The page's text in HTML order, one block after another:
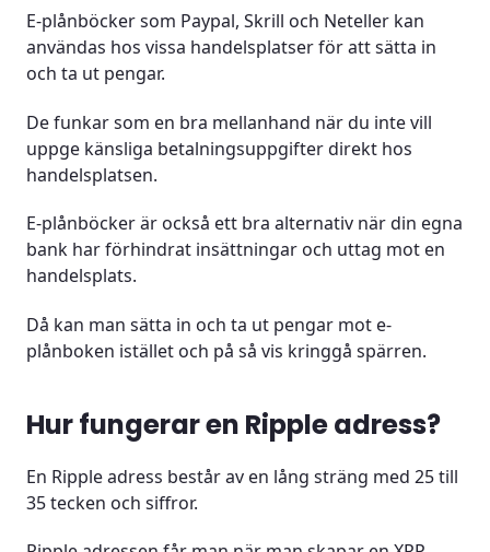
E-plånböcker som Paypal, Skrill och Neteller kan
användas hos vissa handelsplatser för att sätta in
och ta ut pengar.
De funkar som en bra mellanhand när du inte vill
uppge känsliga betalningsuppgifter direkt hos
handelsplatsen.
E-plånböcker är också ett bra alternativ när din egna
bank har förhindrat insättningar och uttag mot en
handelsplats.
Då kan man sätta in och ta ut pengar mot e-
plånboken istället och på så vis kringgå spärren.
Hur fungerar en Ripple adress?
En Ripple adress består av en lång sträng med 25 till
35 tecken och siffror.